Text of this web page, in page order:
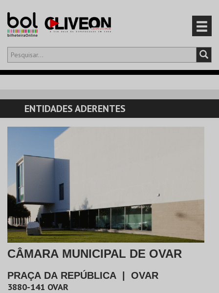
Olá,iniciar sessão
CARRINHO
EVENTOS
PRODUTOS
ENTIDADES ADERENTES
CÂMARA MUNICIPAL DE OVAR
PRAÇA DA REPÚBLICA OVAR
3880-141 OVAR